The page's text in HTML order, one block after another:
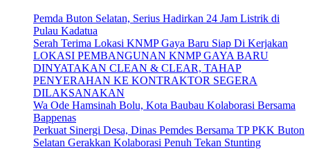
Pemda Buton Selatan, Serius Hadirkan 24 Jam Listrik di
Pulau Kadatua
Serah Terima Lokasi KNMP Gaya Baru Siap Di Kerjakan
LOKASI PEMBANGUNAN KNMP GAYA BARU
DINYATAKAN CLEAN & CLEAR, TAHAP
PENYERAHAN KE KONTRAKTOR SEGERA
DILAKSANAKAN
Wa Ode Hamsinah Bolu, Kota Baubau Kolaborasi Bersama
Bappenas
Perkuat Sinergi Desa, Dinas Pemdes Bersama TP PKK Buton
Selatan Gerakkan Kolaborasi Penuh Tekan Stunting